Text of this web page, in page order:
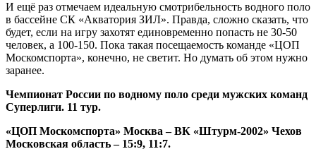
И ещё раз отмечаем идеальную смотрибельность водного поло
в бассейне СК «Акватория ЗИЛ». Правда, сложно сказать, что
будет, если на игру захотят единовременно попасть не 30-50
человек, а 100-150. Пока такая посещаемость команде «ЦОП
Москомспорта», конечно, не светит. Но думать об этом нужно
заранее.
Чемпионат России по водному поло среди мужских команд
Суперлиги. 11 тур.
«ЦОП Москомспорта» Москва – ВК «Штурм-2002» Чехов
Московская область – 15:9, 11:7.